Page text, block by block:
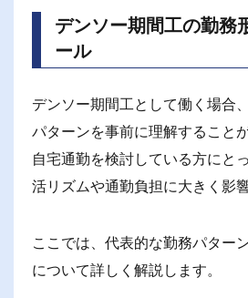
デンソー期間工の勤務
ール
デンソー期間工として働く場合
パターンを事前に理解すること
自宅通勤を検討している方にと
活リズムや通勤負担に大きく影響
ここでは、代表的な勤務パター
について詳しく解説します。